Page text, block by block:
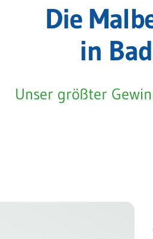
Die
in
Unser größter